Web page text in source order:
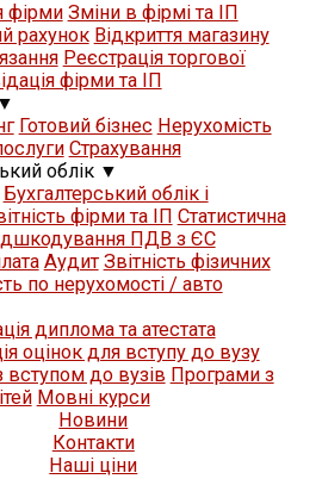
фірми Зміни в фірмі та ІП
рахунок Відкриття магазину
Реєстрація торгової
фірми та ІП
▼
Готовий бізнес Нерухомість
Страхування
облік ▼
Бухгалтерський облік і
фірми та ІП Статистична
ПДВ з ЄС
Аудит Звітність фізичних
по нерухомості / авто
диплома та атестата
оцінок для вступу до вузу
до вузів Програми з
Мовні курси
Новини
Контакти
Нашi цiни